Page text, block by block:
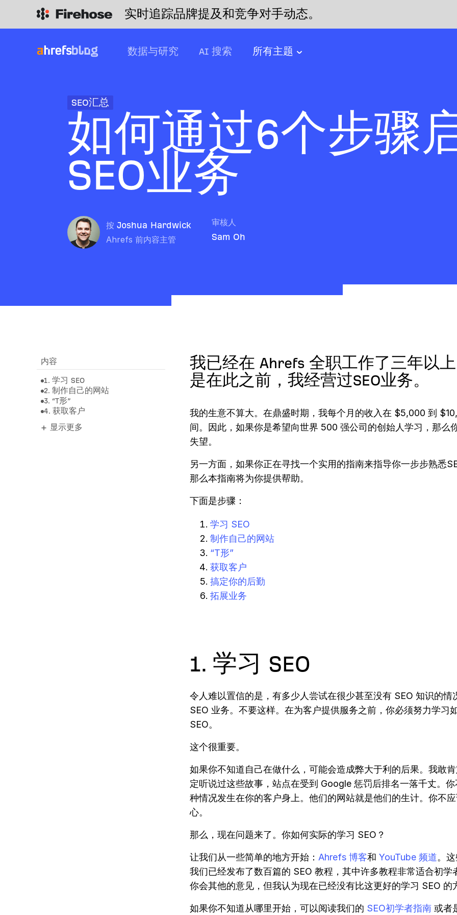
实时追踪品牌提及和竞争对手动态。
数据与研究 AI 搜索 所有主题
SEO汇总
如何通过6个步骤
SEO业务
按 Joshua Hardwick
Ahrefs 前内容主管
审核人
Sam Oh
内容
1. 学习 SEO
2. 制作自己的网站
3. “T形”
4. 获取客户
显示更多
我已经在 Ahrefs 全职工作了三年以
是在此之前，我经营过SEO业务。
我的生意不算大。在鼎盛时期，我每个月的收入在 $5,000 到
间。因此，如果你是希望向世界 500 强公司的创始人学习，那么
失望。
另一方面，如果你正在寻找一个实用的指南来指导你一步步熟悉
那么本指南将为你提供帮助。
下面是步骤：
学习 SEO
制作自己的网站
“T形”
获取客户
搞定你的后勤
拓展业务
1. 学习 SEO
令人难以置信的是，有多少人尝试在很少甚至没有 SEO 知识的情
SEO 业务。不要这样。在为客户提供服务之前，你必须努力学习
SEO。
这个很重要。
如果你不知道自己在做什么，可能会造成弊大于利的后果。我敢
定听说过这些故事，站点在受到 Google 惩罚后排名一落千丈。
种情况发生在你的客户身上。他们的网站就是他们的生计。你不
心。
那么，现在问题来了。你如何实际的学习 SEO？
让我们从一些简单的地方开始： Ahrefs 博客和 YouTube 频道。
我们已经发布了数百篇的 SEO 教程，其中许多教程非常适合初学
你会其他的意见，但我认为现在已经没有比这更好的学习 SEO 的
如果你不知道从哪里开始，可以阅读我们的 SEO初学者指南 或者